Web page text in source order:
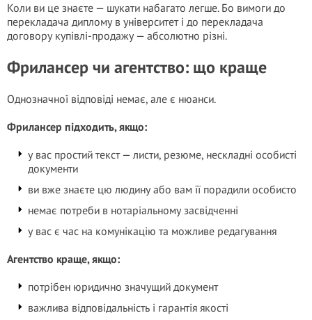
Коли ви це знаєте — шукати набагато легше. Бо вимоги до
перекладача диплому в університет і до перекладача
договору купівлі-продажу — абсолютно різні.
Фрилансер чи агентство: що краще
Однозначної відповіді немає, але є нюанси.
Фрилансер підходить, якщо:
у вас простий текст — листи, резюме, нескладні особисті
документи
ви вже знаєте цю людину або вам її порадили особисто
немає потреби в нотаріальному засвідченні
у вас є час на комунікацію та можливе редагування
Агентство краще, якщо:
потрібен юридично значущий документ
важлива відповідальність і гарантія якості